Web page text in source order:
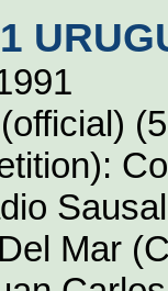
Mar